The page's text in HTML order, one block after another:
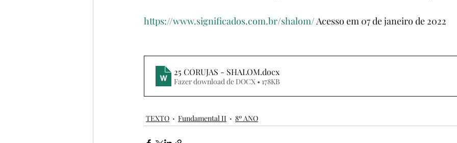
https://www.significados.com.br/shalom/ Acesso em 07 de janeiro de 2022
25 CORUJAS - SHALOM.docx
Fazer download de DOCX • 178KB
TEXTO Fundamental II 8º ANO